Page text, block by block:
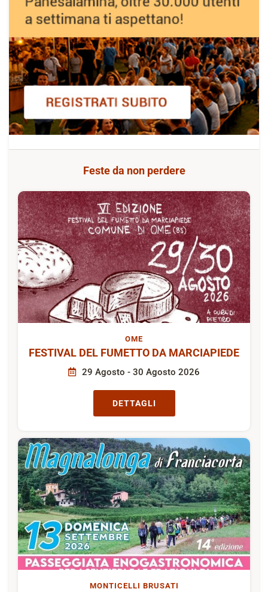
Feste da non perdere
OME
FESTIVAL DEL FUMETTO DA MARCIAPIEDE
29 Agosto - 30 Agosto 2026
DETTAGLI
MONTICELLI BRUSATI